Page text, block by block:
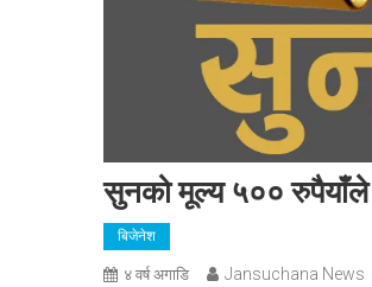
सुनको मूल्य ५०० रुपैयाँले
बिजेनेश
४ वर्ष अगाडि Jansuchana News